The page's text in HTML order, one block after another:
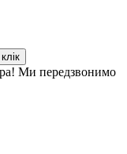
Ми передзвонимо